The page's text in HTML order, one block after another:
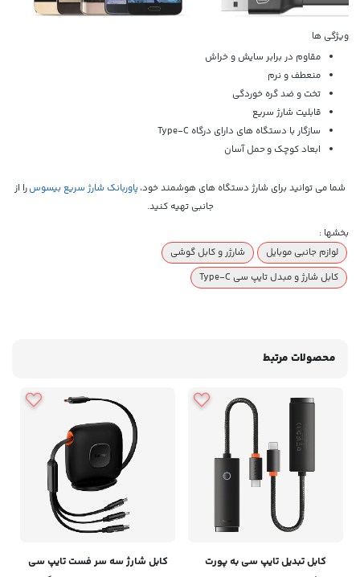
ویژگی ها
مقاوم در برابر سایش و خراش
منعطف و نرم
تخت و ضد گره خوردگی
قابلیت شارژ سریع
سازگار با دستگاه های دارای درگاه Type-C
ابعاد کوچک و حمل آسان
شما می توانید برای شارژ دستگاه های هوشمند خود،پاوربانک شارژ سریع بیسوسرا از
جانبی تهیه کنید.
بخشها :
لوازم جانبی موبایل
شارژر و کابل گوشی
کابل شارژ و مبدل تایپ سی Type-C
محصولات مرتبط
کابل تبدیل تایپ سی به پورت
کابل شارژ سه سر فست تایپ سی